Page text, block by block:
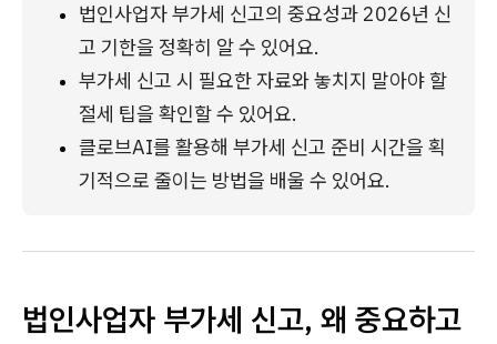
법인사업자 부가세 신고의 중요성과 2026년 신
고 기한을 정확히 알 수 있어요.
부가세 신고 시 필요한 자료와 놓치지 말아야 할
절세 팁을 확인할 수 있어요.
클로브AI를 활용해 부가세 신고 준비 시간을 획
기적으로 줄이는 방법을 배울 수 있어요.
법인사업자 부가세 신고, 왜 중요하고